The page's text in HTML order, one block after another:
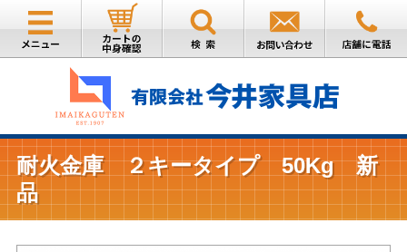
耐火金庫 ２キータイプ 50Kg 新
品